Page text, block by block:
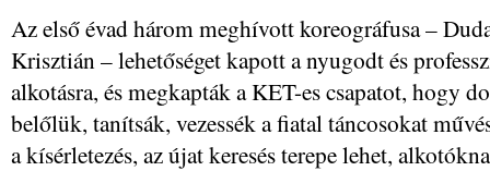
Az első évad három meghívott koreográfusa –
Krisztián – lehetőséget kapott a nyugodt és
alkotásra, és megkapták a KET-es csapatot, hogy
belőlük, tanítsák, vezessék a fiatal táncosokat
a kísérletezés, az újat keresés terepe lehet,